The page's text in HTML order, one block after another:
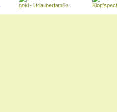
goki - Urlauberfamilie